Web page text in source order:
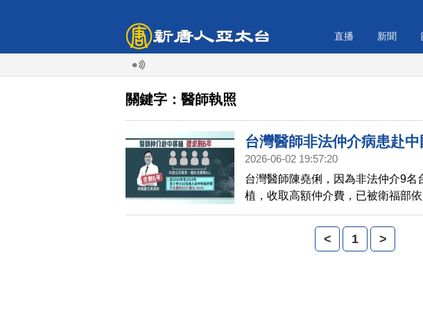
直播 新聞
關鍵字：醫師執照
台灣醫師非法仲介病患赴
2026-06-02 19:57:20
台灣醫師陳堯俐，因為非法仲介9
植，收取高額仲介費，已被衛福部
執照，成為台灣首例因非法器官仲
< 1 >